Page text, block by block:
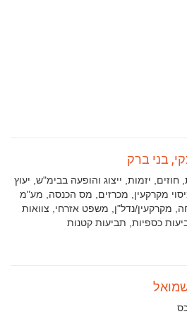
בני ברק
יזמות, ייצוג והופעה בבימ"ש, יעוץ
מקרקעין, מכרזים, מס הכנסה, מע"מ
מקרקעין/נדל"ן, משפט אזרחי, צוואות
כספיות, תביעות קטנות